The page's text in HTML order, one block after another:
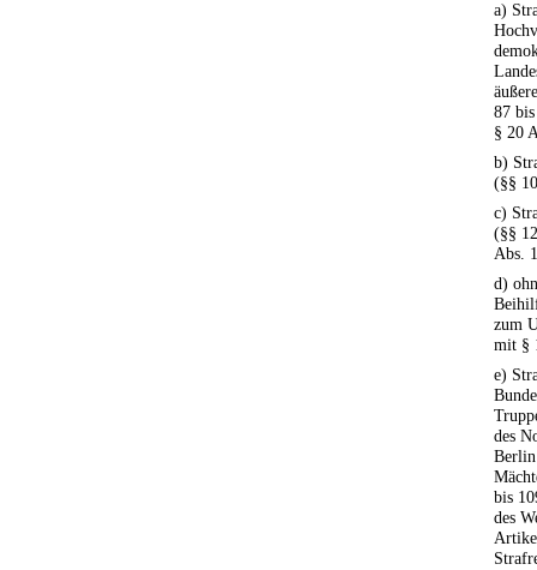
a)
87
§ 20
b)
(§§
c)
(§§
Abs.
d)
zum
mit §
e)
des
Berlin
bis
des